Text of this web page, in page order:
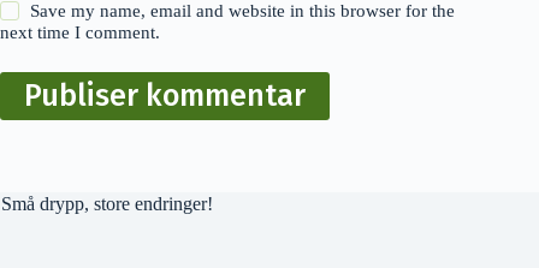
Save my name, email and website in this browser for the
next time I comment.
Publiser kommentar
Små drypp, store endringer!